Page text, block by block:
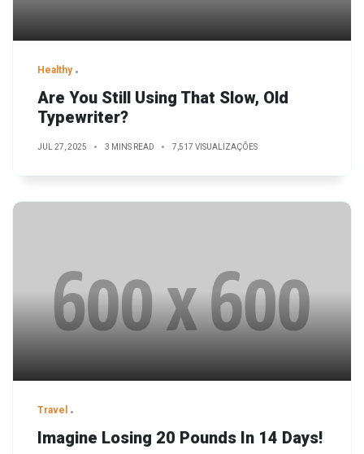
Healthy
Are You Still Using That Slow, Old
Typewriter?
JUL 27, 2025 3 MINS READ 7,517 VISUALIZAÇÕES
Travel
Imagine Losing 20 Pounds In 14 Days!